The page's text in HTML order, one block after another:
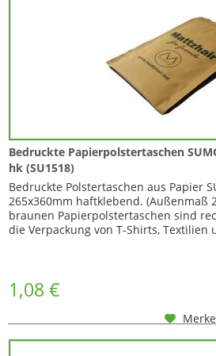
Bedruckte Papierpolstertaschen
hk (SU1518)
Bedruckte Polstertaschen aus Papier
265x360mm haftklebend. (Außenmaß
braunen Papierpolstertaschen sind
die Verpackung von T-Shirts, Textilien
1,08 €